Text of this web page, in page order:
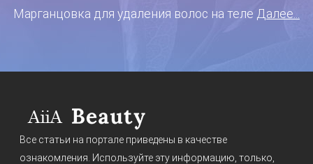
Марганцовка для удаления волос на теле Далее...
Все статьи на портале приведены в качестве
ознакомления. Используйте эту информацию, только,